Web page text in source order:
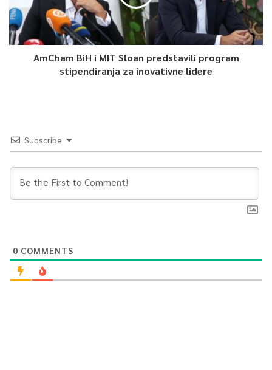
AmCham BiH i MIT Sloan predstavili program
stipendiranja za inovativne lidere
Subscribe
0 COMMENTS